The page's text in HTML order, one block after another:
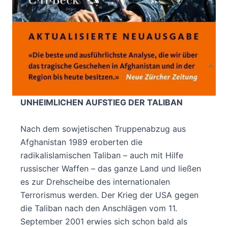
Bibliografische Daten
Autor:innenbeschreibung
Produktbeschreibung
UNHEIMLICHEN AUFSTIEG DER TALIBAN
Nach dem sowjetischen Truppenabzug aus
Afghanistan 1989 eroberten die
radikalislamischen Taliban – auch mit Hilfe
russischer Waffen – das ganze Land und ließen
es zur Drehscheibe des internationalen
Terrorismus werden. Der Krieg der USA gegen
die Taliban nach den Anschlägen vom 11.
September 2001 erwies sich schon bald als